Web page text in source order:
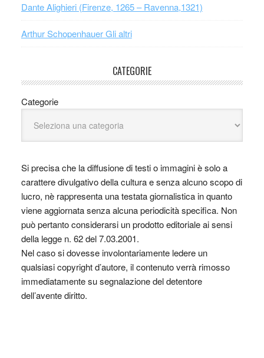
Dante Alighieri (Firenze, 1265 – Ravenna,1321)
Arthur Schopenhauer Gli altri
CATEGORIE
Categorie
Si precisa che la diffusione di testi o immagini è solo a
carattere divulgativo della cultura e senza alcuno scopo di
lucro, nè rappresenta una testata giornalistica in quanto
viene aggiornata senza alcuna periodicità specifica. Non
può pertanto considerarsi un prodotto editoriale ai sensi
della legge n. 62 del 7.03.2001.
Nel caso si dovesse involontariamente ledere un
qualsiasi copyright d’autore, il contenuto verrà rimosso
immediatamente su segnalazione del detentore
dell’avente diritto.